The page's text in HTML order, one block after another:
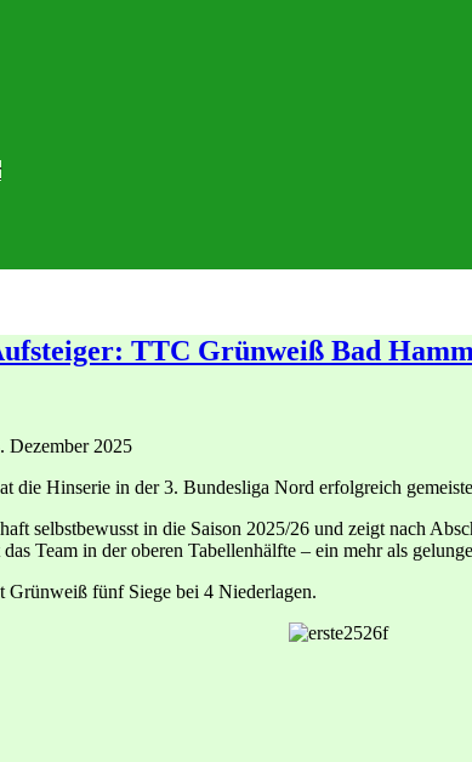
TTC Grünweiß Bad
Dezember 2025
die Hinserie in der 3. Bundesliga Nord erfolgreich
selbstbewusst in die Saison 2025/26 und zeigt nach
Team in der oberen Tabellenhälfte – ein mehr als
Grünweiß fünf Siege bei 4 Niederlagen.